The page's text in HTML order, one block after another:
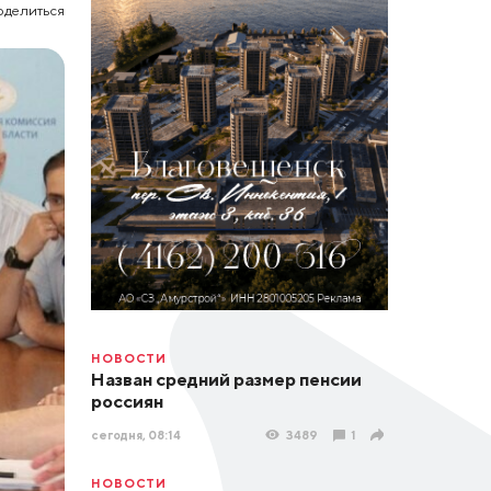
НОВОСТИ
Назван средний размер пенсии
россиян
сегодня, 08:14 3489 1
НОВОСТИ